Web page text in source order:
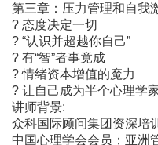
第三章：压力管理和自我
? 态度决定一切
? “认识并超越你自己”
? 有“智”者事竟成
? 情绪资本增值的魔力
? 让自己成为半个心理学
讲师背景:
众科国际顾问集团资深培
中国心理学会会员；亚洲